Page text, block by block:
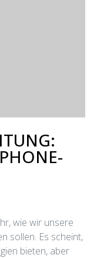
wie wir unsere
sollen. Es scheint,
bieten, aber